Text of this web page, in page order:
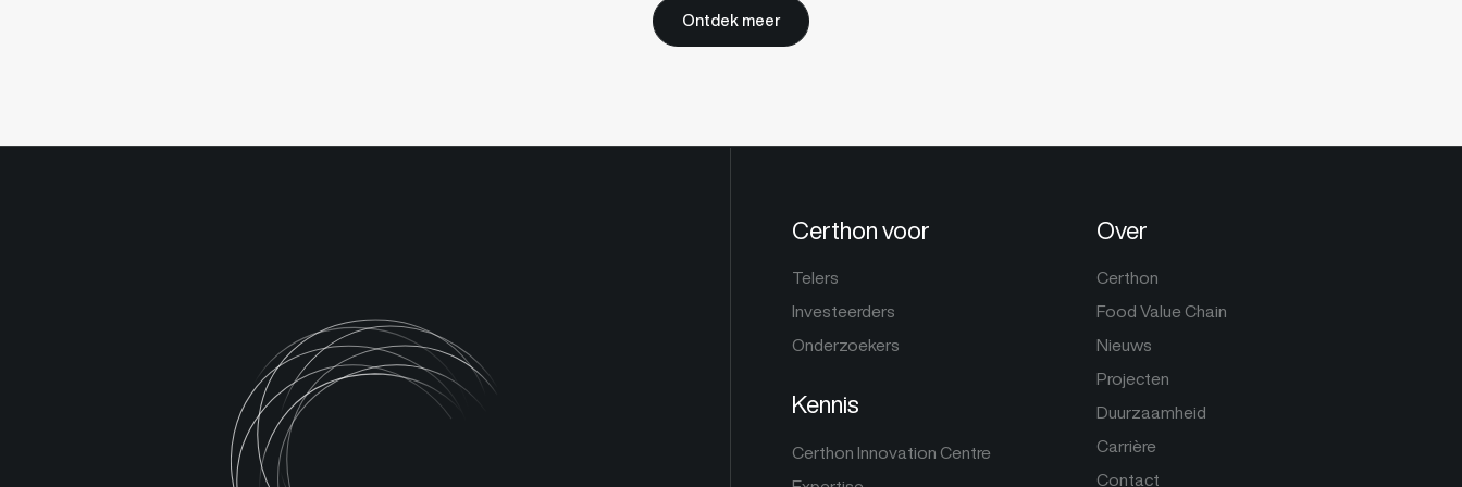
Ontdek meer
Certhon voor
Telers
Investeerders
Onderzoekers
Kennis
Certhon Innovation Centre
Over
Certhon
Food Value Chain
Nieuws
Projecten
Duurzaamheid
Carrière
Contact